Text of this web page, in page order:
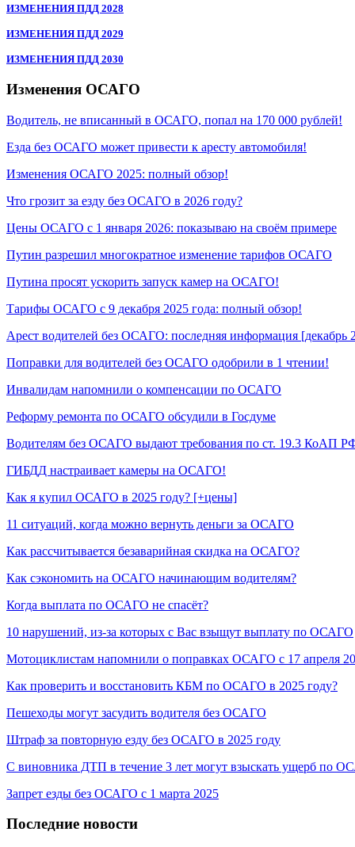
ИЗМЕНЕНИЯ ПДД 2028
ИЗМЕНЕНИЯ ПДД 2029
ИЗМЕНЕНИЯ ПДД 2030
Изменения ОСАГО
Водитель, не вписанный в ОСАГО, попал на 170 000 рублей!
Езда без ОСАГО может привести к аресту автомобиля!
Изменения ОСАГО 2025: полный обзор!
Что грозит за езду без ОСАГО в 2026 году?
Цены ОСАГО с 1 января 2026: показываю на своём примере
Путин разрешил многократное изменение тарифов ОСАГО
Путина просят ускорить запуск камер на ОСАГО!
Тарифы ОСАГО с 9 декабря 2025 года: полный обзор!
Арест водителей без ОСАГО: последняя информация [декабрь
Поправки для водителей без ОСАГО одобрили в 1 чтении!
Инвалидам напомнили о компенсации по ОСАГО
Реформу ремонта по ОСАГО обсудили в Госдуме
Водителям без ОСАГО выдают требования по ст. 19.3 КоАП
ГИБДД настраивает камеры на ОСАГО!
Как я купил ОСАГО в 2025 году? [+цены]
11 ситуаций, когда можно вернуть деньги за ОСАГО
Как рассчитывается безаварийная скидка на ОСАГО?
Как сэкономить на ОСАГО начинающим водителям?
Когда выплата по ОСАГО не спасёт?
10 нарушений, из-за которых с Вас взыщут выплату по ОСАГО
Мотоциклистам напомнили о поправках ОСАГО с 17 апреля
Как проверить и восстановить КБМ по ОСАГО в 2025 году?
Пешеходы могут засудить водителя без ОСАГО
Штраф за повторную езду без ОСАГО в 2025 году
С виновника ДТП в течение 3 лет могут взыскать ущерб по
Запрет езды без ОСАГО с 1 марта 2025
Последние новости